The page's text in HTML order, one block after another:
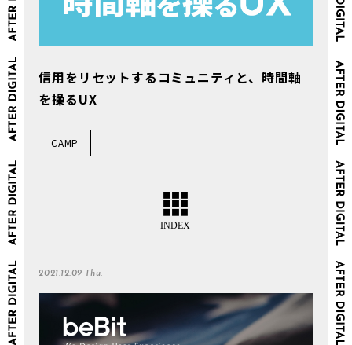
信用をリセットするコミュニティと、時間軸
を操るUX
CAMP
2021.12.09 Thu.